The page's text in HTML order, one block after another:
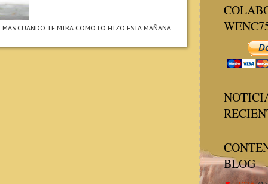
MAS CUANDO TE MIRA COMO LO HIZO ESTA MAÑANA
BLOG